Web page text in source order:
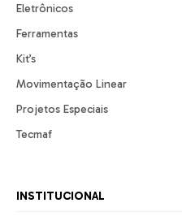
Eletrônicos
Ferramentas
Kit’s
Movimentação Linear
Projetos Especiais
Tecmaf
INSTITUCIONAL